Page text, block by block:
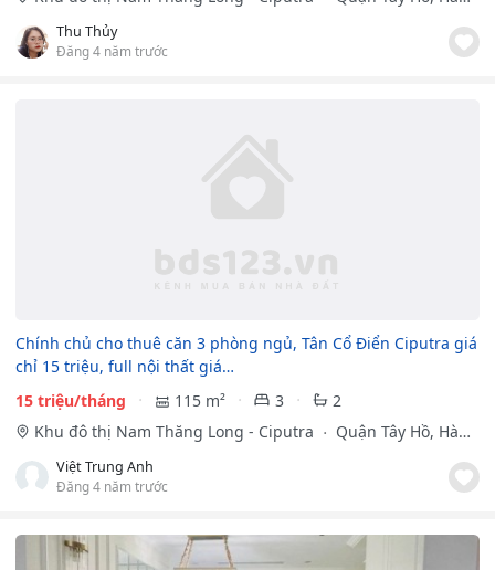
Thu Thủy
Đăng 4 năm trước
Chính chủ cho thuê căn 3 phòng ngủ, Tân Cổ Điển Ciputra giá
chỉ 15 triệu, full nội thất giá…
15 triệu/tháng
115 m² 3
2
Khu đô thị Nam Thăng Long - Ciputra
Quận Tây Hồ, Hà
Việt Trung Anh
Đăng 4 năm trước